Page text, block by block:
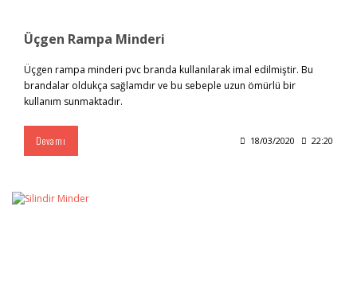
Üçgen Rampa Minderi
Üçgen rampa minderi pvc branda kullanılarak imal edilmiştir. Bu
brandalar oldukça sağlamdır ve bu sebeple uzun ömürlü bir
kullanım sunmaktadır.
Devamı 18/03/2020 22:20